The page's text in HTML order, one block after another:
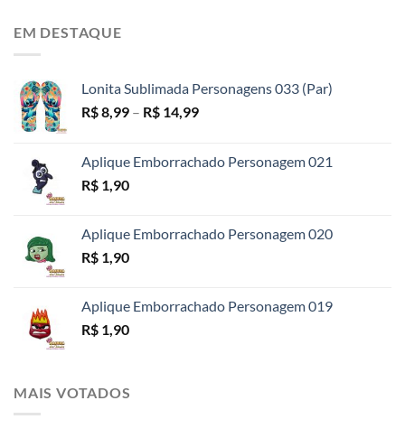
EM DESTAQUE
Lonita Sublimada Personagens 033 (Par)
R$8,99 – R$ 14,99Faixa
R$ 8,99
Aplique Emborrachado Personagem 021
R$ 1,90
Aplique Emborrachado Personagem 020
R$ 1,90
Aplique Emborrachado Personagem 019
R$ 1,90
MAIS VOTADOS